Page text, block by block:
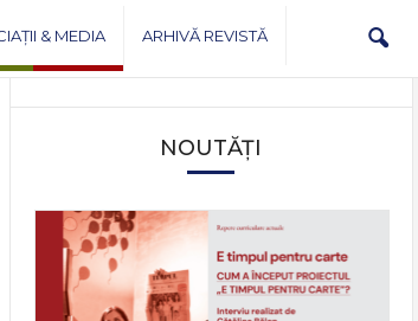
& MEDIA ARHIVĂ REVISTĂ
NOUTĂȚI